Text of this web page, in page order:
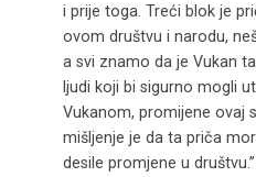
i prije toga. Treći blok je
ovom društvu i narodu,
a svi znamo da je Vukan
ljudi koji bi sigurno mogli
Vukanom, promijene ovaj
mišljenje je da ta priča
desile promjene u